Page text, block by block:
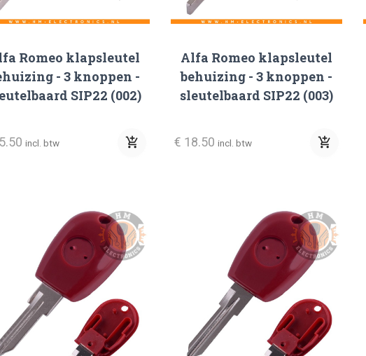
Romeo klapsleutel
- 3 knoppen -
SIP22 (002)
incl. btw add_shopping_cart
Alfa Romeo klapsleutel
behuizing - 3 knoppen -
sleutelbaard SIP22 (003)
€ 18.50 incl. btw add_shopping_cart